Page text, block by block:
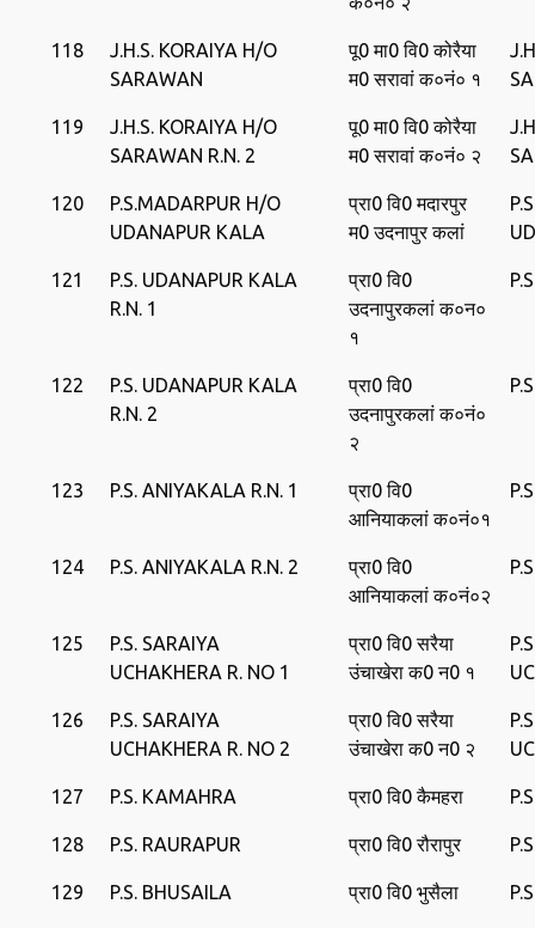
118
J.H.S. KORAIYA H/O
SARAWAN
पू0 मा0 वि0 कोरैया
म0 सरावां क०नं० १
119
J.H.S. KORAIYA H/O
SARAWAN R.N. 2
पू0 मा0 वि0 कोरैया
म0 सरावां क०नं० २
120
P.S.MADARPUR H/O
UDANAPUR KALA
प्रा0 वि0 मदारपुर
म0 उदनापुर कलां
121
P.S. UDANAPUR KALA
R.N. 1
प्रा0 वि0
उदनापुरकलां क०न०
१
122
P.S. UDANAPUR KALA
R.N. 2
प्रा0 वि0
उदनापुरकलां क०नं०
२
123 P.S. ANIYAKALA R.N. 1
प्रा0 वि0
आनियाकलां क०नं०१
124 P.S. ANIYAKALA R.N. 2
प्रा0 वि0
आनियाकलां क०नं०२
125
P.S. SARAIYA
UCHAKHERA R. NO 1
प्रा0 वि0 सरैया
उंचाखेरा क0 न0 १
126
P.S. SARAIYA
UCHAKHERA R. NO 2
प्रा0 वि0 सरैया
उंचाखेरा क0 न0 २
127 P.S. KAMAHRA प्रा0 वि0 कैमहरा
128 P.S. RAURAPUR प्रा0 वि0 रौरापुर
129 P.S. BHUSAILA प्रा0 वि0 भुसैला